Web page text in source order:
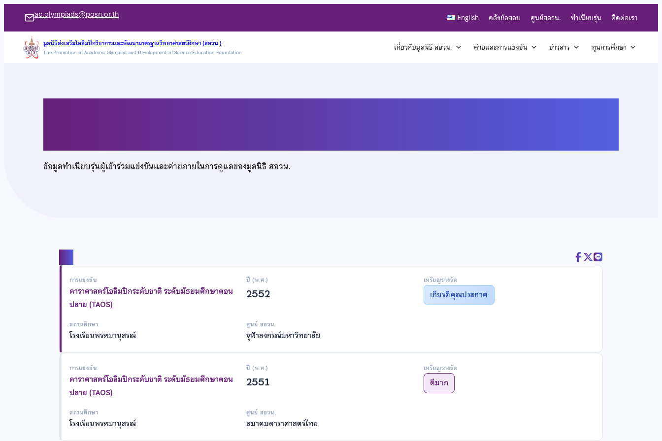
เนื้อหา
ac.olympiads@posn.or.th English คลังข้อสอบ ศูนย์สอวน. ทำเนียบรุ่น ติดต่อเรา
มูลนิธิส่งเสริมโอลิมปิกวิชาการและพัฒนามาตรฐานวิทยาศาสตร์ศึกษา (สอวน.)
The Promotion of Academic Olympiad and Development of Science Education Foundation เกี่ยวกับมูลนิธิ สอวน. ค่ายและการแข่งขัน ข่าวสาร ทุนการศึกษา
ข้อมูลทำเนียบรุ่นผู้เข้าร่วมแข่งขันและค่ายภายในการดูแลของมูลนิธิ สอวน.
การแข่งขัน
ดาราศาสตร์โอลิมปิกระดับชาติ ระดับมัธยมศึกษาตอน
ปลาย (TAOS)
ปี (พ.ศ.)
2552
เหรียญรางวัล
เกียรติคุณประกาศ
สถานศึกษา
โรงเรียนพรหมานุสรณ์
ศูนย์ สอวน.
จุฬาลงกรณ์มหาวิทยาลัย
การแข่งขัน
ดาราศาสตร์โอลิมปิกระดับชาติ ระดับมัธยมศึกษาตอน
ปลาย (TAOS)
ปี (พ.ศ.)
2551
เหรียญรางวัล
ดีมาก
สถานศึกษา
โรงเรียนพรหมานุสรณ์
ศูนย์ สอวน.
สมาคมดาราศาสตร์ไทย